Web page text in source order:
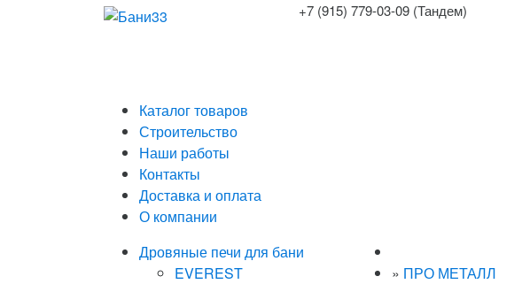
+7 (915) 779-03-09 (Тандем)
Каталог товаров
Строительство
Наши работы
Контакты
Доставка и оплата
О компании
Дровяные печи для бани
EVEREST
» ПРО МЕТАЛЛ